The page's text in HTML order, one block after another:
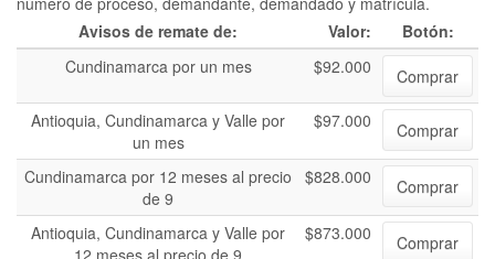
Avisos de remate de:
Valor:
Botón:
Cundinamarca por un mes
$92.000
Comprar
Antioquia, Cundinamarca y Valle por
un mes
$97.000 Comprar
Cundinamarca por 12 meses al precio
de 9
$828.000 Comprar
Antioquia, Cundinamarca y Valle por
12 meses al precio de 9
$873.000 Comprar